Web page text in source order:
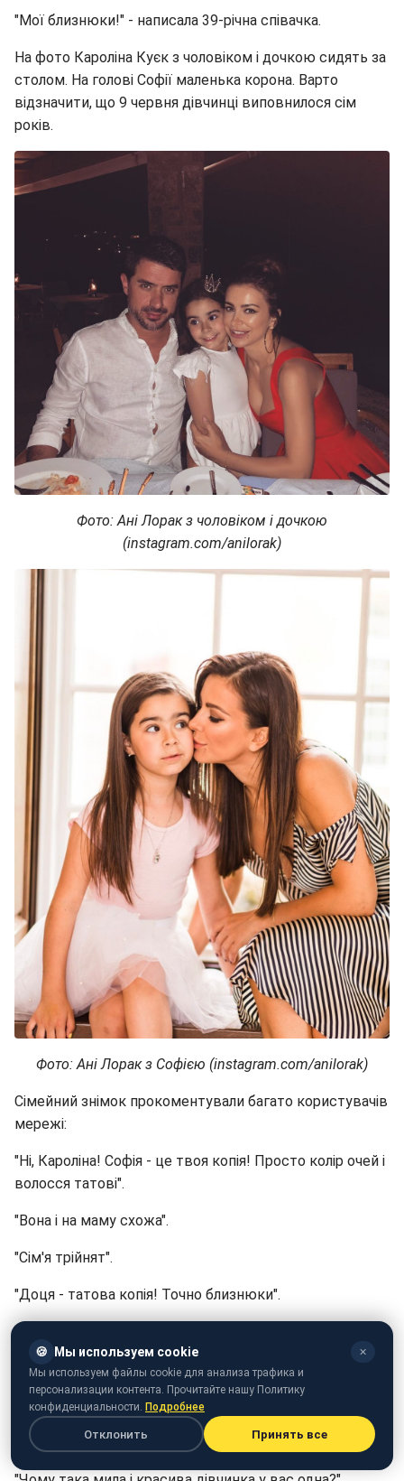
"Мої близнюки!" - написала 39-річна співачка.
На фото Кароліна Куєк з чоловіком і дочкою сидять за
столом. На голові Софії маленька корона. Варто
відзначити, що 9 червня дівчинці виповнилося сім
років.
Фото: Ані Лорак з чоловіком і дочкою
(instagram.com/anilorak)
Фото: Ані Лорак з Софією (instagram.com/anilorak)
Сімейний знімок прокоментували багато користувачів
мережі:
"Ні, Кароліна! Софія - це твоя копія! Просто колір очей і
волосся татові".
"Вона і на маму схожа".
"Сім'я трійнят".
"Доця - татова копія! Точно близнюки".
"Гарна сім'я".
"Схожі".
"Вам би ще хлопчика. Можливо, буде схожий на Вас".
"Дочка – копія мами".
🍪 Мы используем cookie ✕
Мы используем файлы cookie для анализа трафика и
персонализации контента. Прочитайте нашу Политику
конфиденциальности. Подробнее
Отклонить Принять все